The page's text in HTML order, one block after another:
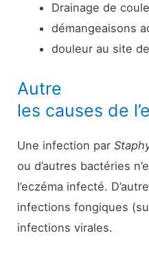
Drainage de
démangeaisons
douleur au site
Autre
les causes de
Une infection par
ou d’autres bactéries
l’eczéma infecté.
infections fongiques
infections virales.